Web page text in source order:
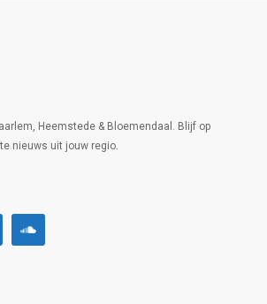
Heemstede & Bloemendaal. Blijf op
nieuws uit jouw regio.